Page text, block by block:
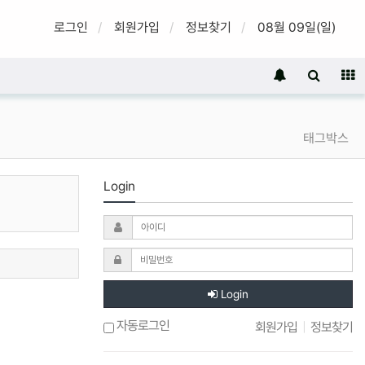
로그인 회원가입 정보찾기 08월 09일(일)
태그박스
Login
Login
자동로그인 회원가입 정보찾기